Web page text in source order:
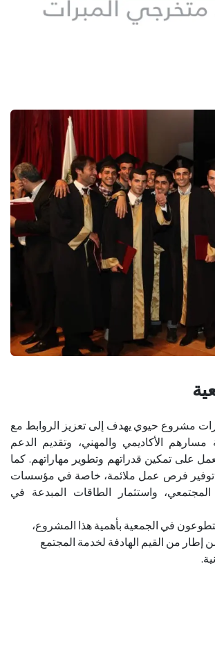
مشروع حيوي يهدف إلى تعزيز الروابط مع
مسارهم الأكاديمي والمهني، وتقديم الدعم
على تمكين قدراتهم وتطوير مهاراتهم. كما
توفير فرص عمل ملائمة، خاصة في مؤسسات
واستثمار الطاقات المبدعة في
في الجمعية بأهمية هذا المشروع،
من القيم الهادفة لخدمة المجتمع